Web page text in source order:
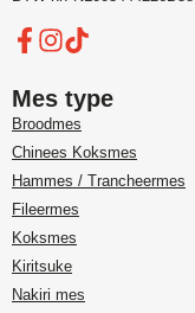
Mes type
Broodmes
Chinees Koksmes
Hammes / Trancheermes
Fileermes
Koksmes
Kiritsuke
Nakiri mes